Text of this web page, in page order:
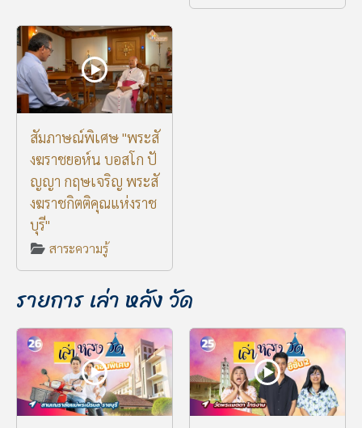
สัมภาษณ์พิเศษ "พระสั
งฆราชยอห์น บอสโก ปั
ญญา กฤษเจริญ พระสั
งฆราชกิตติคุณแห่งราช
บุรี"
สาระความรู้
รายการ เล่า หลัง วัด